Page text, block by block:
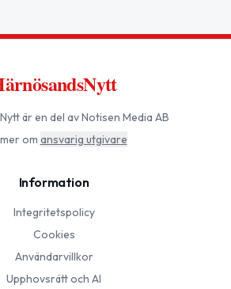
är en del av Notisen Media AB
om ansvarig utgivare
Information
Integritetspolicy
Cookies
Användarvillkor
Upphovsrätt och AI